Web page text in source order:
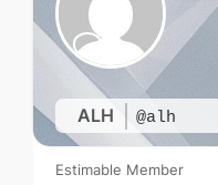
ALH @alh
Estimable Member